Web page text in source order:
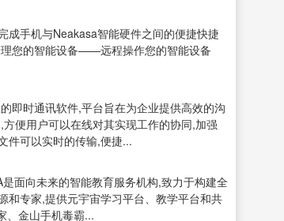
成手机与Neakasa智能硬件之间的便捷快捷
您的智能设备——远程操作您的智能设备
即时通讯软件,平台旨在为企业提供高效的沟
便用户可以在线对其实现工作的协同,加强
件可以实时的传输,便捷...
面向未来的智能教育服务机构,致力于构建全
和专家,提供元宇宙学习平台、教学平台和共
、金山手机毒霸...